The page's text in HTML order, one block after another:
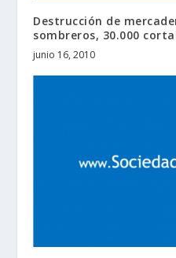
Destrucción de
sombreros, 30.000
junio 16, 2010